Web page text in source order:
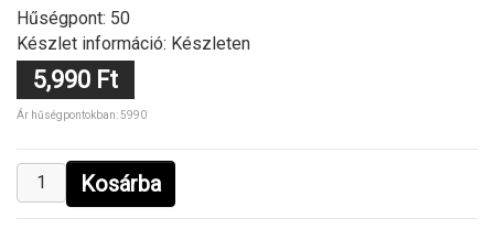
Hűségpont: 50
Készlet információ: Készleten
5,990 Ft
Ár hűségpontokban: 5990
Kosárba